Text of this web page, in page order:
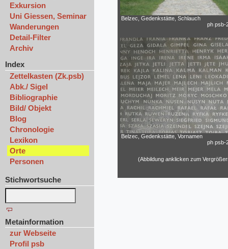
Exkursion
Uni Giessen, Seminar
Wanderungen
Detail-Filter
Archiv
Index
Zettelkasten (Zk.psb)
Abk./ Sigel
Bibliographie
Bild/ Objekt
Blog
Chronologie
Lexikon
Orte
Personen
Stichwortsuche
Metainformation
zur Webseite
Profil psb
Belzec, Gedenkstätte, Schlauch
ph psb-
Belzec, Gedenkstätte, Vornamen
ph psb-
(Abbildung anklicken zum